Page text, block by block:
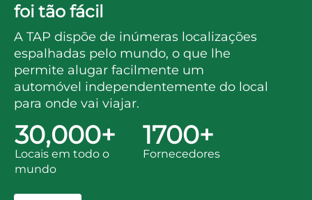
foi tão fácil
A TAP dispõe de inúmeras localizações
espalhadas pelo mundo, o que lhe
permite alugar facilmente um
automóvel independentemente do local
para onde vai viajar.
30,000+
Locais em todo o
mundo
1700+
Fornecedores